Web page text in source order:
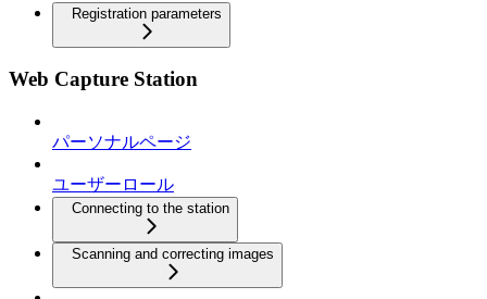
Registration parameters
Web Capture Station
パーソナルページ
ユーザーロール
Connecting to the station
Scanning and correcting images